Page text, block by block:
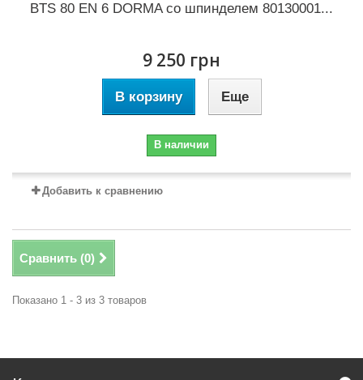
BTS 80 EN 6 DORMA со шпинделем 80130001...
9 250 грн
В корзину Еще
В наличии
Добавить к сравнению
Сравнить (0)
Показано 1 - 3 из 3 товаров